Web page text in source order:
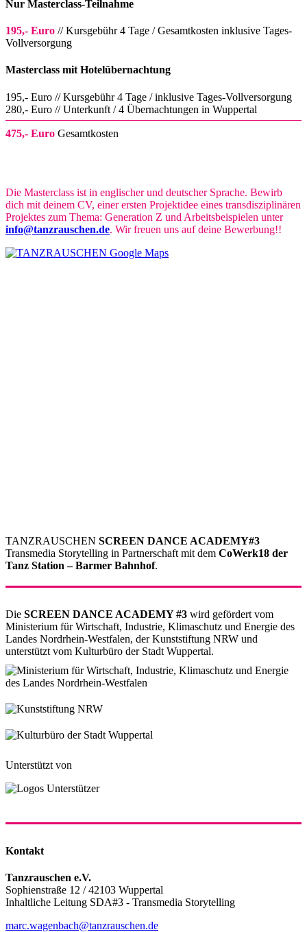
Nur Masterclass-Teilnahme
195,- Euro // Kursgebühr 4 Tage / Gesamtkosten inklusive Tages-
Vollversorgung
Masterclass mit Hotelübernachtung
195,- Euro // Kursgebühr 4 Tage / inklusive Tages-Vollversorgung
280,- Euro // Unterkunft / 4 Übernachtungen in Wuppertal
475,- Euro Gesamtkosten
Die Masterclass ist in englischer und deutscher Sprache. Bewirb
dich mit deinem CV, einer ersten Projektidee eines transdisziplinären
Projektes zum Thema: Generation Z und Arbeitsbeispielen unter
info@tanzrauschen.de. Wir freuen uns auf deine Bewerbung!!
TANZRAUSCHEN SCREEN DANCE ACADEMY#3
Transmedia Storytelling in Partnerschaft mit dem CoWerk18 der
Tanz Station – Barmer Bahnhof.
Die SCREEN DANCE ACADEMY #3 wird gefördert vom
Ministerium für Wirtschaft, Industrie, Klimaschutz und Energie des
Landes Nordrhein-Westfalen, der Kunststiftung NRW und
unterstützt vom Kulturbüro der Stadt Wuppertal.
Unterstützt von
Kontakt
Tanzrauschen e.V.
Sophienstraße 12 / 42103 Wuppertal
Inhaltliche Leitung SDA#3 - Transmedia Storytelling
marc.wagenbach@tanzrauschen.de